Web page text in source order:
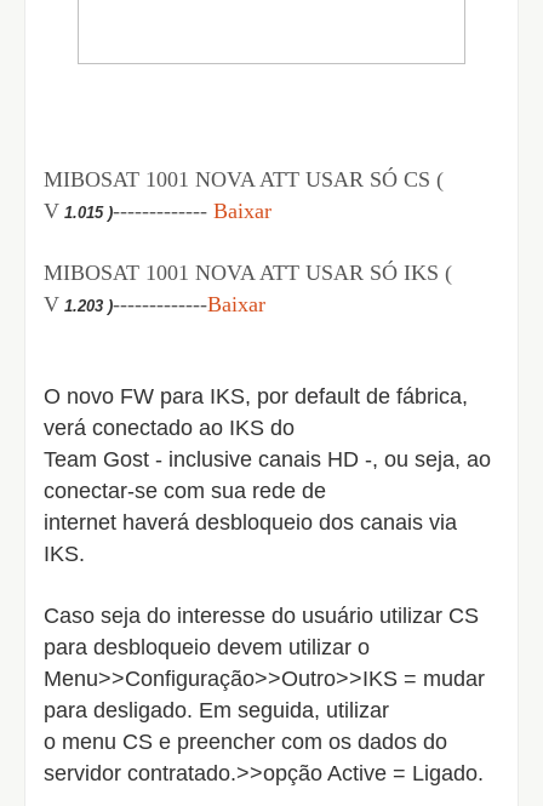
MIBOSAT 1001 NOVA ATT USAR SÓ CS (
V 1.015 )------------- Baixar
MIBOSAT 1001 NOVA ATT USAR SÓ IKS (
V 1.203 )-------------Baixar
O novo FW para IKS, por default de fábrica,
verá conectado ao IKS do
Team Gost - inclusive canais HD -, ou seja, ao
conectar-se com sua rede de
internet haverá desbloqueio dos canais via
IKS.
Caso seja do interesse do usuário utilizar CS
para desbloqueio devem utilizar o
Menu>>Configuração>>Outro>>IKS = mudar
para desligado. Em seguida, utilizar
o menu CS e preencher com os dados do
servidor contratado.>>opção Active = Ligado.